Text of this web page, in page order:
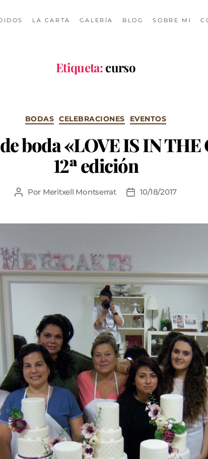
LA CARTA GALERÍA BLOG SOBRE MI
Etiqueta:curso
BODAS CELEBRACIONES EVENTOS
boda «LOVE IS IN
12ª edición
Por Meritxell Montserrat 10/18/2017